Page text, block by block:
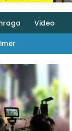
Video